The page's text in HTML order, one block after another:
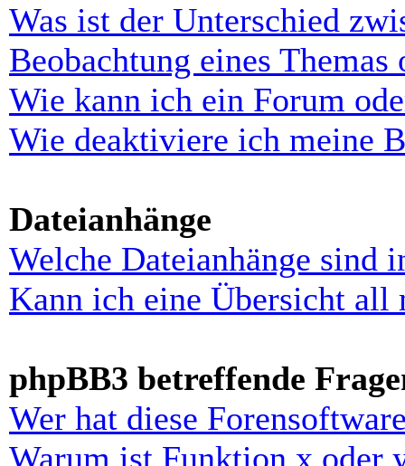
Was ist der Unterschied
Beobachtung eines Themas
Wie kann ich ein Forum
Wie deaktiviere ich meine
Dateianhänge
Welche Dateianhänge sind
Kann ich eine Übersicht all
phpBB3 betreffende
Wer hat diese
Warum ist Funktion x oder